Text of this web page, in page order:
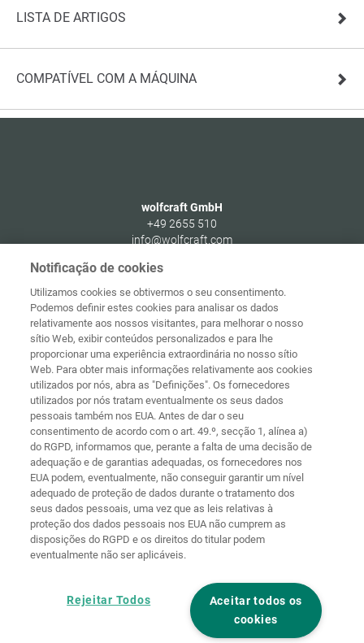
LISTA DE ARTIGOS
COMPATÍVEL COM A MÁQUINA
wolfcraft GmbH
+49 2655 510
info@wolfcraft.com
Wolffstraße 1
Germany
Página
principal Contacto Aviso legal
Proteção de
Termos e
condições
Diretivas de
cookies Iniciar sessão
Declaração de
Acessibilidade
Definições de cookies
Notificação de cookies
Utilizamos cookies se obtivermos o seu consentimento.
Podemos definir estes cookies para analisar os dados
relativamente aos nossos visitantes, para melhorar o nosso
sítio Web, exibir conteúdos personalizados e para lhe
proporcionar uma experiência extraordinária no nosso sítio
Web. Para obter mais informações relativamente aos cookies
utilizados por nós, abra as "Definições". Os fornecedores
utilizados por nós tratam eventualmente os seus dados
pessoais também nos EUA. Antes de dar o seu
consentimento de acordo com o art. 49.º, secção 1, alínea a)
do RGPD, informamos que, perante a falta de uma decisão de
adequação e de garantias adequadas, os fornecedores nos
EUA podem, eventualmente, não conseguir garantir um nível
adequado de proteção de dados durante o tratamento dos
seus dados pessoais, uma vez que as leis relativas à
proteção dos dados pessoais nos EUA não cumprem as
disposições do RGPD e os direitos do titular podem
eventualmente não ser aplicáveis.
Aceitar todos os
cookies
Rejeitar Todos